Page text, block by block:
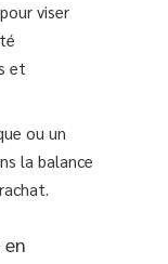
viser
et
ou un
la balance